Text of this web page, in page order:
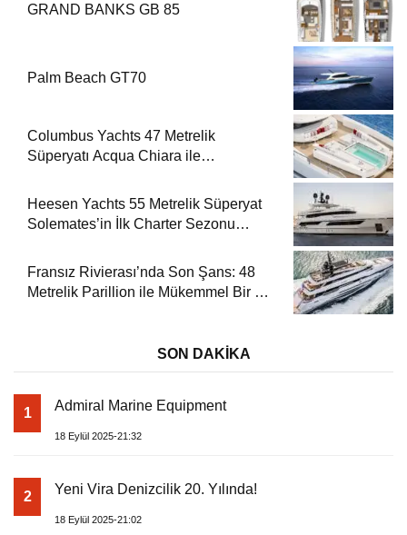
GRAND BANKS GB 85
Palm Beach GT70
Columbus Yachts 47 Metrelik
Süperyatı Acqua Chiara ile
Heesen Yachts 55 Metrelik Süperyat
Solemates’in İlk Charter Sezonu
Fransız Rivierası’nda Son Şans: 48
Metrelik Parillion ile Mükemmel Bir Yat
SON DAKİKA
1 Admiral Marine Equipment
18 Eylül 2025-21:32
2 Yeni Vira Denizcilik 20. Yılında!
18 Eylül 2025-21:02